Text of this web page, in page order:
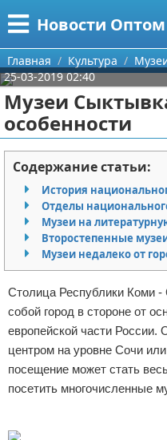
Новости Оптом
Меню
Главная
Категории
Информационные
Автомобили
Знаменитости
Политика
Природа
Философия
Культура
Экономика
Поиск
О проекте
Контакты
Сотрудничество
Размещение рекламы
Для правообладателей
Условия
Отказ от ответственности
Главная Культура
25-03-2019 02:40
Музеи
особенности
Содержание статьи:
История
Отделы
Музеи на
Второстепенные
Музеи недалеко от
Столица Республики Коми
собой город в стороне от
европейской части России.
центром на уровне Сочи
посещение может стать
посетить многочисленные